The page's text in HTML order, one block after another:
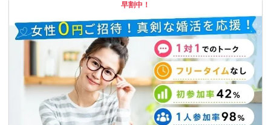
早割中！